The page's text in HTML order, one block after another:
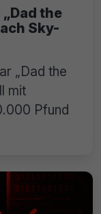
the
Sky-
„Dad the
mit
Pfund